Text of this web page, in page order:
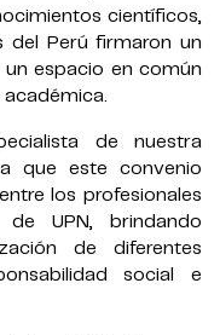
científicos,
del Perú firmaron un
espacio en común
de nuestra
que este convenio
los profesionales
UPN, brindando
de diferentes
social e